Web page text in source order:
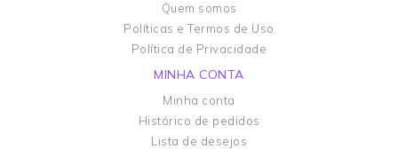
Quem somos
Políticas e Termos de Uso
Política de Privacidade
MINHA CONTA
Minha conta
Histórico de pedidos
Lista de desejos